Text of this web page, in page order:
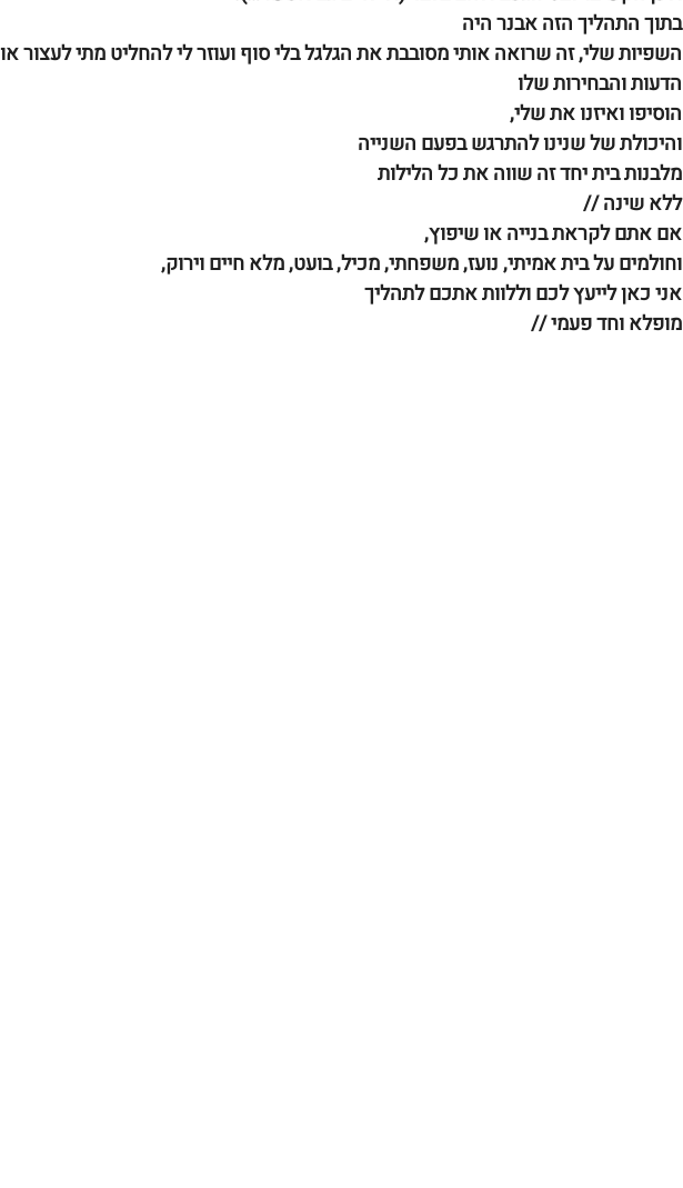
בתוך התהליך הזה אבנר היה
השפיות שלי, זה שרואה אותי מסובבת את הגלגל בלי סוף ועוזר לי להחליט מתי לעצור
הדעות והבחירות שלו
הוסיפו ואיזנו את שלי,
והיכולת של שנינו להתרגש בפעם השנייה
מלבנות בית יחד זה שווה את כל הלילות
ללא שינה //
אם אתם לקראת בנייה או שיפוץ,
וחולמים על בית אמיתי, נועז, משפחתי, מכיל, בועט, מלא חיים וירוק,
אני כאן לייעץ לכם וללוות אתכם לתהליך
מופלא וחד פעמי //